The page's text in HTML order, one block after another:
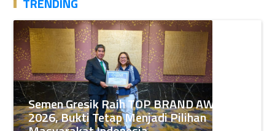
Semen Gresik Raih TOP BRAND AWARDS
2026, Bukti Tetap Menjadi Pilihan